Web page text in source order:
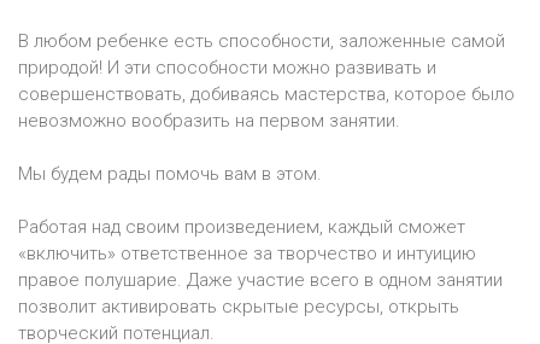
В любом ребенке есть способности, заложенные самой
природой! И эти способности можно развивать и
совершенствовать, добиваясь мастерства, которое было
невозможно вообразить на первом занятии.
Мы будем рады помочь вам в этом.
Работая над своим произведением, каждый сможет
«включить» ответственное за творчество и интуицию
правое полушарие. Даже участие всего в одном занятии
позволит активировать скрытые ресурсы, открыть
творческий потенциал.